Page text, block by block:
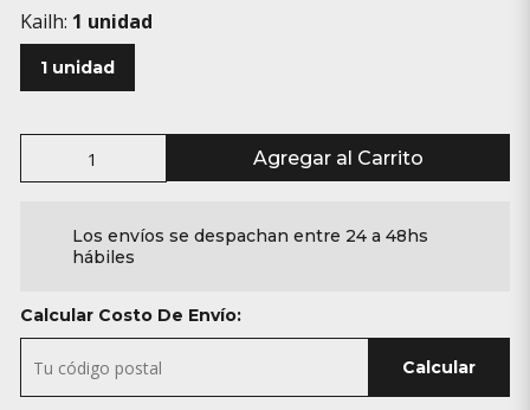
Kailh: 1 unidad
1 unidad
Agregar al Carrito
Los envíos se despachan entre 24 a 48hs
hábiles
Calcular Costo De Envío:
Calcular